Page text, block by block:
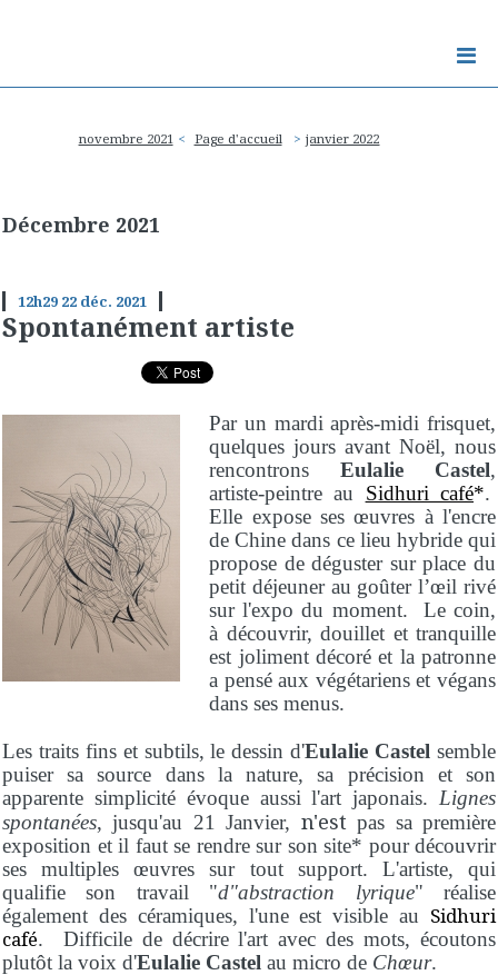
novembre 2021 Page d'accueil janvier 2022
Décembre 2021
12h29 22 déc. 2021
Spontanément artiste
Par un mardi après-midi frisquet,
quelques jours avant Noël, nous
rencontronsEulalie Castel,
artiste-peintre au Sidhuri café*.
Elle expose ses œuvres à l'encre
de Chine dans ce lieu hybride qui
propose de déguster sur place du
petit déjeuner au goûter l’œil rivé
sur l'expo du moment. Le coin,
à découvrir, douillet et tranquille
est joliment décoré et la patronne
a pensé aux végétariens et végans
dans ses menus.
Les traits fins et subtils, le dessin d'Eulalie Castel semble
puiser sa source dans la nature, sa précision et son
apparente simplicité évoque aussi l'art japonais. Lignes
spontanées, jusqu'au 21 Janvier, n'est pas sa première
exposition et il faut se rendre sur son site* pour découvrir
ses multiples œuvres sur tout support. L'artiste, qui
qualifie son travail "d"abstraction lyrique" réalise
également des céramiques, l'une est visible au Sidhuri
café. Difficile de décrire l'art avec des mots, écoutons
plutôt la voix d'Eulalie Castel au micro de Chœur.